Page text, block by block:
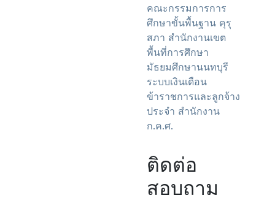
คณะกรรมการการ
ศึกษาขั้นพื้นฐาน คุรุ
สภา สำนักงานเขต
พื้นที่การศึกษา
มัธยมศึกษานนทบุรี
ระบบเงินเดือน
ข้าราชการและลูกจ้าง
ประจำ สำนักงาน
ก.ค.ศ.
ติดต่อ
สอบถาม